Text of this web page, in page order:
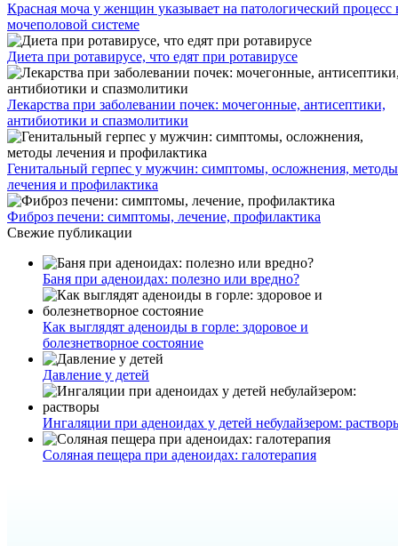
Красная моча у женщин указывает на патологический процесс
мочеполовой системе
Диета при ротавирусе, что едят при ротавирусе
Лекарства при заболевании почек: мочегонные, антисептики,
антибиотики и спазмолитики
Генитальный герпес у мужчин: симптомы, осложнения, методы
лечения и профилактика
Фиброз печени: симптомы, лечение, профилактика
Свежие публикации
Баня при аденоидах: полезно или вредно?
Как выглядят аденоиды в горле: здоровое и
болезнетворное состояние
Давление у детей
Ингаляции при аденоидах у детей небулайзером:
Соляная пещера при аденоидах: галотерапия